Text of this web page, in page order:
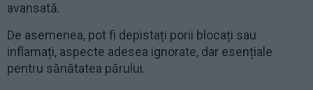
avansată.
De asemenea, pot fi depistați porii blocați sau
inflamați, aspecte adesea ignorate, dar esențiale
pentru sănătatea părului.